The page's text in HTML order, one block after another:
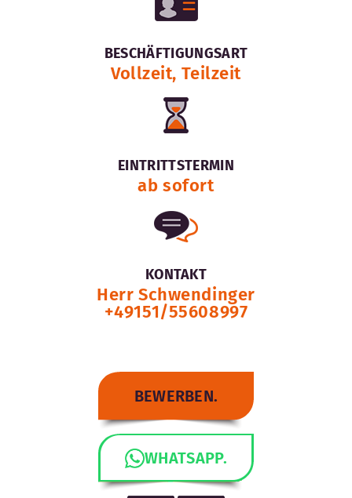
BESCHÄFTIGUNGSART
Vollzeit, Teilzeit
EINTRITTSTERMIN
ab sofort
KONTAKT
Herr Schwendinger
+49151/55608997
BEWERBEN.
WHATSAPP.